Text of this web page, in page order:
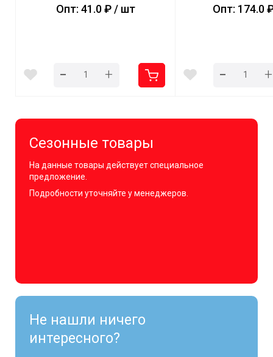
Опт: 41.0 ₽ / шт
- +
Опт: 174.0
- +
Сезонные товары
На данные товары действует специальное
предложение.
Подробности уточняйте у менеджеров.
Не нашли ничего
интересного?